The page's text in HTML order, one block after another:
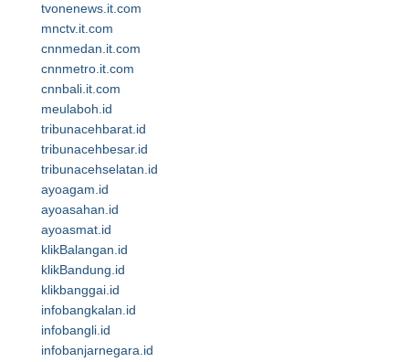
tvonenews.it.com
mnctv.it.com
cnnmedan.it.com
cnnmetro.it.com
cnnbali.it.com
meulaboh.id
tribunacehbarat.id
tribunacehbesar.id
tribunacehselatan.id
ayoagam.id
ayoasahan.id
ayoasmat.id
klikBalangan.id
klikBandung.id
klikbanggai.id
infobangkalan.id
infobangli.id
infobanjarnegara.id